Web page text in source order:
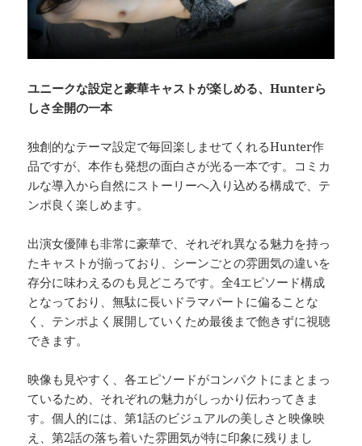
ユニークな設定と豪華キャストが楽しめる、Hunterら
しさ全開の一本
独創的なテーマ設定で毎回楽しませてくれるHunter作
品ですが、本作も発想の面白さが光る一本です。コミカ
ルな導入から自然にストーリーへ入り込める構成で、テ
ンポ良く楽しめます。
出演女優陣も非常に豪華で、それぞれ異なる魅力を持っ
たキャストが揃っており、シーンごとの雰囲気の違いを
存分に味わえるのも見どころです。全4エピソード構成
となっており、無駄に長いドラマパートに偏ることな
く、テンポよく展開していくため最後まで飽きずに視聴
できます。
映像も見やすく、各エピソードがコンパクトにまとまっ
ているため、それぞれの魅力がしっかり伝わってきま
す。個人的には、第1話のビジュアルの美しさと映像映
え、第2話の落ち着いた雰囲気が特に印象に残りまし